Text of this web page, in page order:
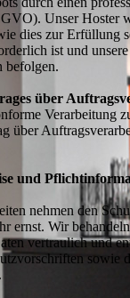
Unser Hoster
dies zur Erfüllung
ist und
befolgen.
über
Verarbeitung
über
und
nehmen den
ernst. Wir
vertraulich und
sowie